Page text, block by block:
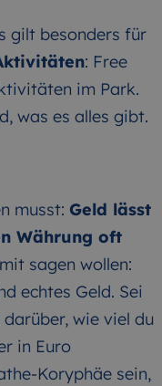
gilt besonders für
: Free
im Park.
was es alles gibt.
musst: Geld lässt
Währung oft
sagen wollen:
echtes Geld. Sei
wie viel du
in Euro
Koryphäe sein,